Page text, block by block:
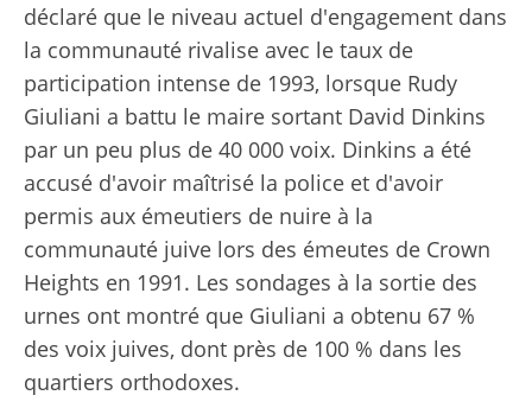
déclaré que le niveau actuel d'engagement dans
la communauté rivalise avec le taux de
participation intense de 1993, lorsque Rudy
Giuliani a battu le maire sortant David Dinkins
par un peu plus de 40 000 voix. Dinkins a été
accusé d'avoir maîtrisé la police et d'avoir
permis aux émeutiers de nuire à la
communauté juive lors des émeutes de Crown
Heights en 1991. Les sondages à la sortie des
urnes ont montré que Giuliani a obtenu 67 %
des voix juives, dont près de 100 % dans les
quartiers orthodoxes.